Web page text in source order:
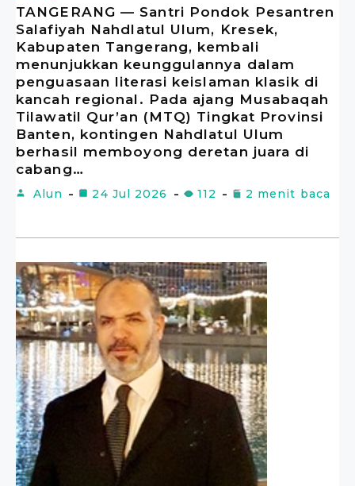
​TANGERANG — Santri Pondok Pesantren
Salafiyah Nahdlatul Ulum, Kresek,
Kabupaten Tangerang, kembali
menunjukkan keunggulannya dalam
penguasaan literasi keislaman klasik di
kancah regional. Pada ajang Musabaqah
Tilawatil Qur’an (MTQ) Tingkat Provinsi
Banten, kontingen Nahdlatul Ulum
berhasil memboyong deretan juara di
cabang…
Alun 24 Jul 2026 112 2 menit baca